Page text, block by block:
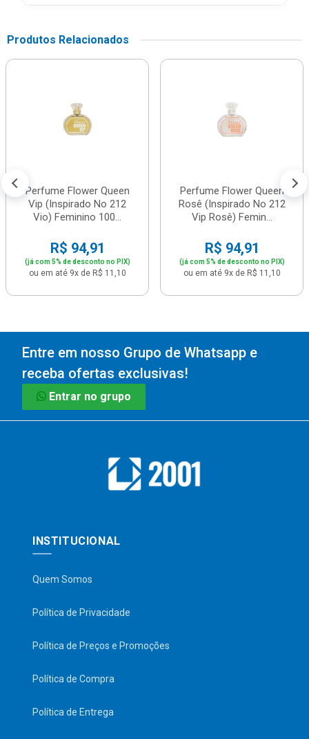
Produtos Relacionados
Perfume Flower Queen
Vip (Inspirado No 212
Vio) Feminino 100...
R$ 94,91
(já com 5% de desconto no PIX)
ou em até 9x de R$ 11,10
Perfume Flower Queen
Rosê (Inspirado No 212
Vip Rosê) Femin...
R$ 94,91
(já com 5% de desconto no PIX)
ou em até 9x de R$ 11,10
Entre em nosso Grupo de Whatsapp e
receba ofertas exclusivas!
Entrar no grupo
INSTITUCIONAL
Quem Somos
Política de Privacidade
Política de Preços e Promoções
Política de Compra
Política de Entrega